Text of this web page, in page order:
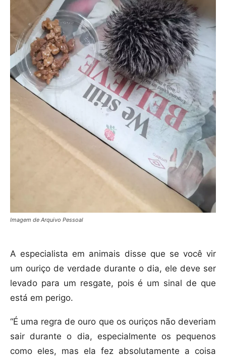
Imagem de Arquivo Pessoal
A especialista em animais disse que se você vir
um ouriço de verdade durante o dia, ele deve ser
levado para um resgate, pois é um sinal de que
está em perigo.
“É uma regra de ouro que os ouriços não deveriam
sair durante o dia, especialmente os pequenos
como eles, mas ela fez absolutamente a coisa